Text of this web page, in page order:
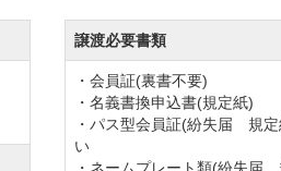
譲渡必要書類
・会員証(裏書不要)
・名義書換申込書(規定紙)
・パス型会員証(紛失届 規
い